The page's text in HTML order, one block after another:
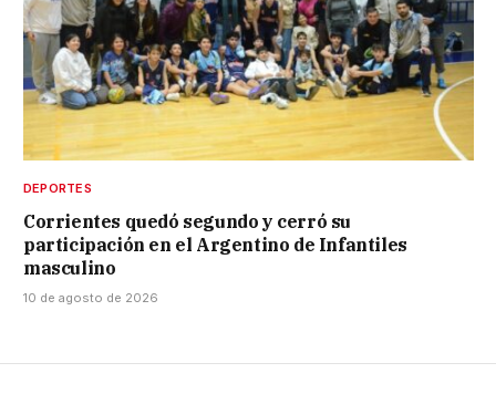
DEPORTES
Corrientes quedó segundo y cerró su
participación en el Argentino de Infantiles
masculino
10 de agosto de 2026